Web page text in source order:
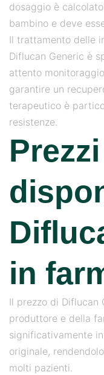
dosaggio è
bambino e deve
Il trattamento delle
Diflucan Generic è
attento
garantire un
terapeutico è
resistenze.
in
Il prezzo di Diflucan
produttore e della
significativamente
originale,
molti pazienti.